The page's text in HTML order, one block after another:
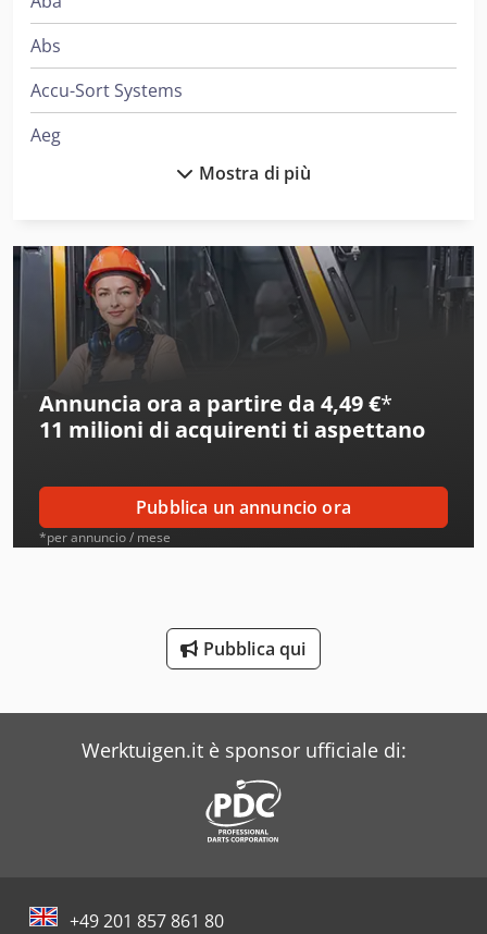
Abs
Accu-Sort Systems
Aeg
Alber
Alberti
Alcoa
Amazone
Ams
Amt
Bianco
Buehler
Mostra di più
Annuncia ora a partire da 4,49 €*
11 milioni di acquirenti ti aspettano
Pubblica un annuncio ora
*per annuncio / mese
Pubblica qui
Werktuigen.it è sponsor ufficiale di:
+49 201 857 861 80